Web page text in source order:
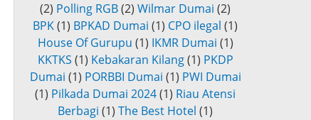
(2) Polling RGB(2) Wilmar Dumai (2)
BPK(1) BPKAD Dumai (1) CPO ilegal (1)
House Of Gurupu (1) IKMR Dumai (1)
KKTKS (1) Kebakaran Kilang (1) PKDP
Dumai (1) PORBBI Dumai (1) PWI Dumai
(1) Pilkada Dumai 2024(1) Riau Atensi
Berbagi (1) The Best Hotel (1)